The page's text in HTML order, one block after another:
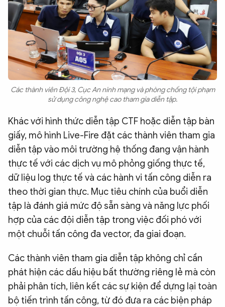
Các thành viên Đội 3, Cục An ninh mạng và phòng chống tội phạm
sử dụng công nghệ cao tham gia diễn tập.
Khác với hình thức diễn tập CTF hoặc diễn tập bàn
giấy, mô hình Live-Fire đặt các thành viên tham gia
diễn tập vào môi trường hệ thống đang vận hành
thực tế với các dịch vụ mô phỏng giống thực tế,
dữ liệu log thực tế và các hành vi tấn công diễn ra
theo thời gian thực. Mục tiêu chính của buổi diễn
tập là đánh giá mức độ sẵn sàng và năng lực phối
hợp của các đội diễn tập trong việc đối phó với
một chuỗi tấn công đa vector, đa giai đoạn.
Các thành viên tham gia diễn tập không chỉ cần
phát hiện các dấu hiệu bất thường riêng lẻ mà còn
phải phân tích, liên kết các sự kiện để dựng lại toàn
bộ tiến trình tấn công, từ đó đưa ra các biện pháp